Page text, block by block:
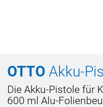
OTTO Akku-
Die Akku-Pistole für
600 ml Alu-